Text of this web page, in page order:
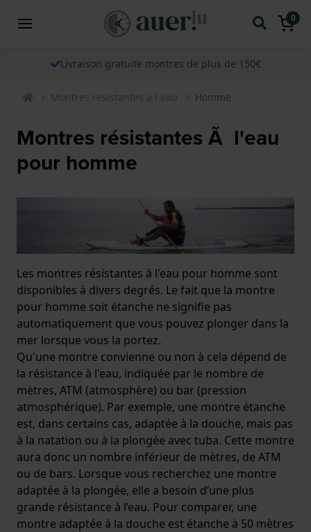
0
Livraison gratuite montres de plus de 150€
Montres resistantes a l eau Homme
Montres résistantes Ã l'eau
pour homme
Les montres résistantes à l'eau pour homme sont
disponibles à divers degrés. Le fait que la montre
pour homme soit étanche ne signifie pas
automatiquement que vous pouvez plonger dans la
mer lorsque vous la portez.
Qu'une montre convienne ou non à cela dépend de
la résistance à l'eau, indiquée par le nombre de
mètres, ATM (atmosphère) ou bar (pression
atmosphérique). Par exemple, une montre étanche
est, dans certains cas, adaptée à la douche, mais pas
à la natation ou à la plongée avec tuba. Cette montre
aura donc un nombre inférieur de mètres, de ATM
ou de bars. Lorsque vous recherchez une montre
adaptée à la plongée, elle a besoin d’une plus
grande résistance à l’eau. Pour comparer, une
montre adaptée à la douche est étanche à 50 mètres